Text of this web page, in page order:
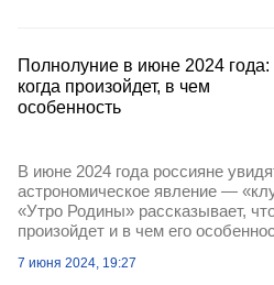
Полнолуние в июне 2024 года:
когда произойдет, в чем
особенность
В июне 2024 года россияне
астрономическое явление —
«Утро Родины» рассказывает,
произойдет и в чем его
7 июня 2024, 19:27